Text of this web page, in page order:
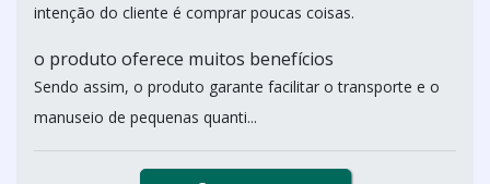
intenção do cliente é comprar poucas coisas.
o produto oferece muitos benefícios
Sendo assim, o produto garante facilitar o transporte e o
manuseio de pequenas quanti...